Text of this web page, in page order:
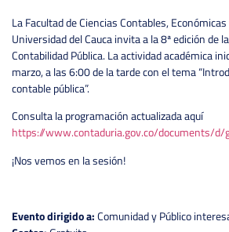
La Facultad de Ciencias Contables,
Universidad del Cauca invita a la 8ª edición de
Contabilidad Pública. La actividad académica
marzo, a las 6:00 de la tarde con el tema
contable pública”.
Consulta la programación actualizada aquí
https://www.contaduria.gov.co/documents/d/
¡Nos vemos en la sesión!
Evento dirigido a:Comunidad y Público